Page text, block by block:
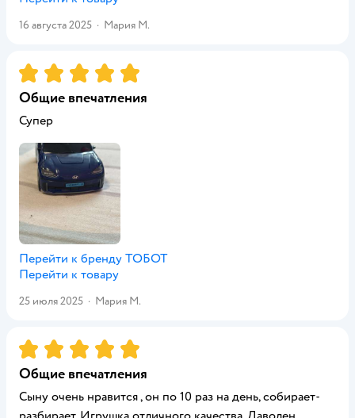
16 августа 2025 · Мария М.
Рейтинг:5
Общие впечатления
Супер
Перейти к бренду ТОБОТ
Перейти к товару
25 июля 2025 · Мария М.
Рейтинг:5
Общие впечатления
Сыну очень нравится , он по 10 раз на день, собирает-